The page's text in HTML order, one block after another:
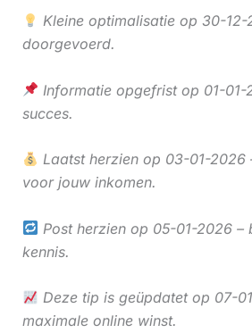
Kleine optimalisatie op 30-12-
doorgevoerd.
Informatie opgefrist op 01-
succes.
Laatst herzien op 03-01-2026
voor jouw inkomen.
Post herzien op 05-01-2026 –
kennis.
Deze tip is geüpdatet op 07-
maximale online winst.